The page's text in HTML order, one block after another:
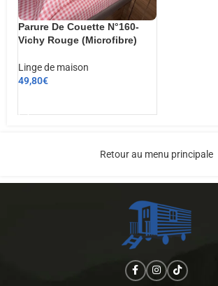
Parure De Couette N°160-
Vichy Rouge (Microfibre)
Linge de maison
49,80€
Retour au menu principale